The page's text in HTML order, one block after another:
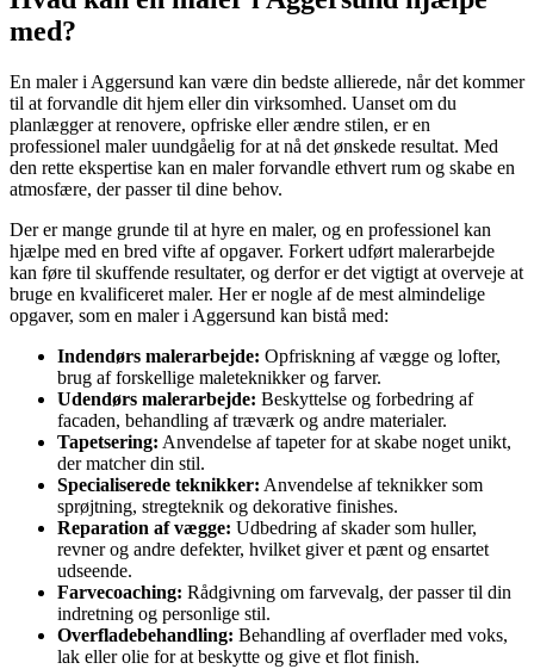
med?
En maler i Aggersund kan være din bedste allierede, når det kommer
til at forvandle dit hjem eller din virksomhed. Uanset om du
planlægger at renovere, opfriske eller ændre stilen, er en
professionel maler uundgåelig for at nå det ønskede resultat. Med
den rette ekspertise kan en maler forvandle ethvert rum og skabe en
atmosfære, der passer til dine behov.
Der er mange grunde til at hyre en maler, og en professionel kan
hjælpe med en bred vifte af opgaver. Forkert udført malerarbejde
kan føre til skuffende resultater, og derfor er det vigtigt at overveje at
bruge en kvalificeret maler. Her er nogle af de mest almindelige
opgaver, som en maler i Aggersund kan bistå med:
Indendørs malerarbejde: Opfriskning af vægge og lofter,
brug af forskellige maleteknikker og farver.
Udendørs malerarbejde: Beskyttelse og forbedring af
facaden, behandling af træværk og andre materialer.
Tapetsering: Anvendelse af tapeter for at skabe noget unikt,
der matcher din stil.
Specialiserede teknikker: Anvendelse af teknikker som
sprøjtning, stregteknik og dekorative finishes.
Reparation af vægge: Udbedring af skader som huller,
revner og andre defekter, hvilket giver et pænt og ensartet
udseende.
Farvecoaching: Rådgivning om farvevalg, der passer til din
indretning og personlige stil.
Overfladebehandling: Behandling af overflader med voks,
lak eller olie for at beskytte og give et flot finish.